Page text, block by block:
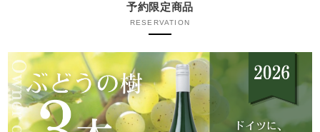
予約限定商品
RESERVATION